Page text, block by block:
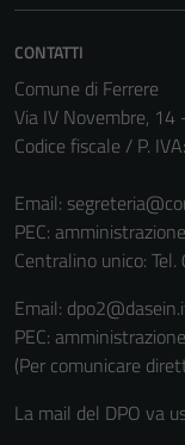
CONTATTI
Comune di Ferrere
Via IV Novembre, 14
Codice fiscale / P.
Email:
PEC:
Centralino unico:
Email:
PEC:
(Per comunicare
La mail del DPO va